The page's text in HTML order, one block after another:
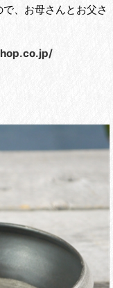
、お母さんとお父さ